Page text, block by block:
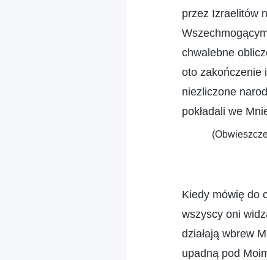
przez Izraelitów
chwalebne
oto zakończenie
niezliczone
pokładali we
Kiedy mówię do
wszyscy oni
działają wbrew
upadną pod